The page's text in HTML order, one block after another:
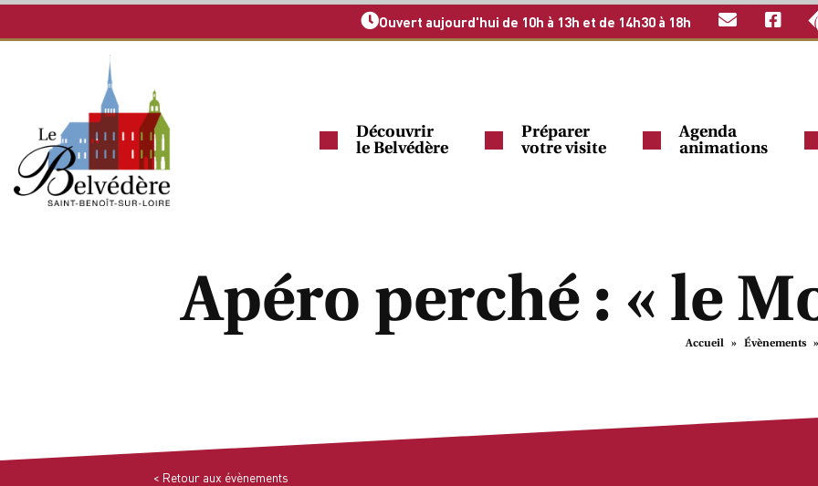
Ouvert aujourd'hui de 10h à 13h et de 14h30 à 18h
Découvrir
le Belvédère
Préparer
votre visite
Agenda
animations
Apéro perché : « le
Accueil » Évènements »
< Retour aux évènements